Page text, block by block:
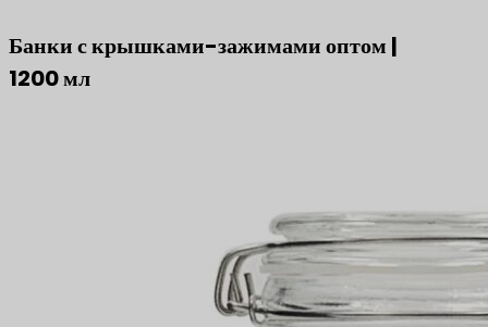
Банки с крышками-зажимами оптом |
1200 мл